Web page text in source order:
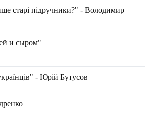
старі підручники?" - Володимир
и сыром"
- Юрій Бутусов